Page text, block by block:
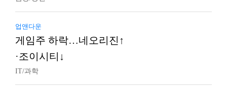
업앤다운
게임주 하락…네오리진↑
·조이시티↓
IT/과학